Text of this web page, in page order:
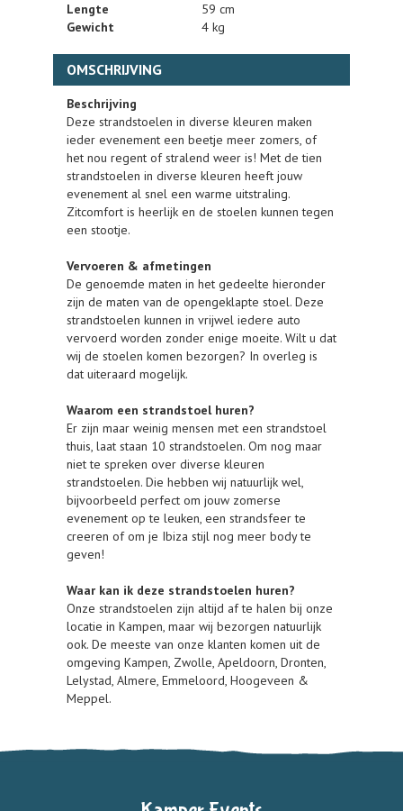
Lengte
59 cm
Gewicht
4 kg
OMSCHRIJVING
Beschrijving
Deze strandstoelen in diverse kleuren maken
ieder evenement een beetje meer zomers, of
het nou regent of stralend weer is! Met de tien
strandstoelen in diverse kleuren heeft jouw
evenement al snel een warme uitstraling.
Zitcomfort is heerlijk en de stoelen kunnen tegen
een stootje.
Vervoeren & afmetingen
De genoemde maten in het gedeelte hieronder
zijn de maten van de opengeklapte stoel. Deze
strandstoelen kunnen in vrijwel iedere auto
vervoerd worden zonder enige moeite. Wilt u dat
wij de stoelen komen bezorgen? In overleg is
dat uiteraard mogelijk.
Waarom een strandstoel huren?
Er zijn maar weinig mensen met een strandstoel
thuis, laat staan 10 strandstoelen. Om nog maar
niet te spreken over diverse kleuren
strandstoelen. Die hebben wij natuurlijk wel,
bijvoorbeeld perfect om jouw zomerse
evenement op te leuken, een strandsfeer te
creeren of om je Ibiza stijl nog meer body te
geven!
Waar kan ik deze strandstoelen huren?
Onze strandstoelen zijn altijd af te halen bij onze
locatie in Kampen, maar wij bezorgen natuurlijk
ook. De meeste van onze klanten komen uit de
omgeving Kampen, Zwolle, Apeldoorn, Dronten,
Lelystad, Almere, Emmeloord, Hoogeveen &
Meppel.